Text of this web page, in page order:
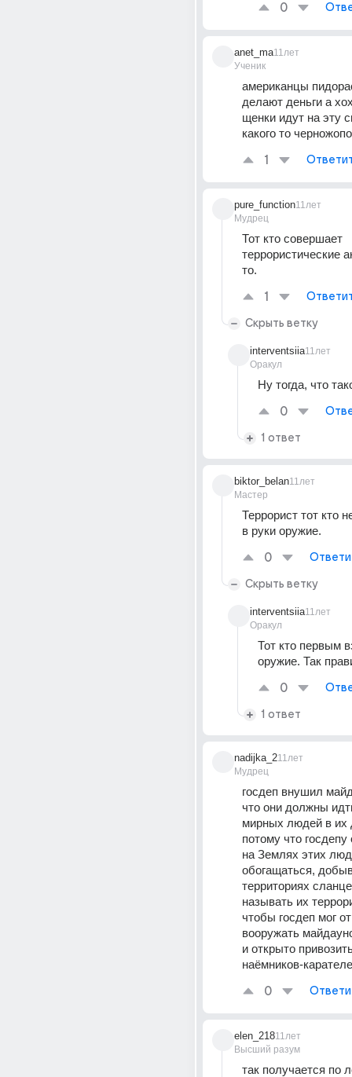
0
anet_ma
Ученик
11лет
американцы
делают деньги а
щенки идут на эту
какого то
1
pure_function
Мудрец
11лет
Тот кто совершает
террористические
то.
1
Скрыть ветку
interventsiia
Оракул
11лет
Ну тогда, что
0
1 ответ
biktor_belan
Мастер
11лет
Террорист тот кто
в руки оружие.
0
Скрыть ветку
interventsiia
Оракул
11лет
Тот кто первым
оружие. Так
0
1 ответ
nadijka_2
Мудрец
11лет
госдеп внушил
что они должны
мирных людей в их
потому что госдепу
на Землях этих
обогащаться,
территориях
называть их
чтобы госдеп мог
вооружать
и открыто
наёмников-
0
elen_218
Высший разум
11лет
так получается по